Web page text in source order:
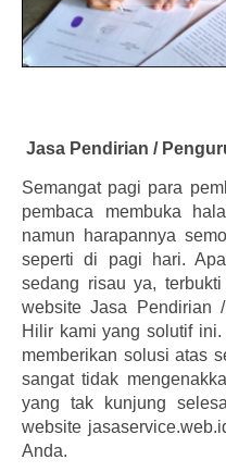
Jasa Pendirian /
Semangat pagi para
pembaca membuka
namun harapannya
seperti di pagi hari.
sedang risau ya,
website Jasa Pendirian
Hilir kami yang solutif
memberikan solusi atas
sangat tidak
yang tak kunjung
website
Anda.